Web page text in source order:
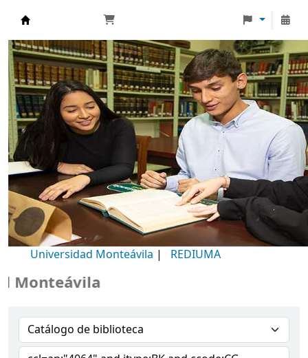
Biblioteca Universidad Monteávila
Universidad Monteávila | REDIUMA